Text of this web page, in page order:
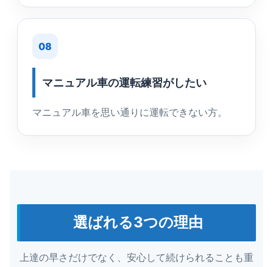
08
マニュアル車の運転練習がしたい
マニュアル車を思い通りに運転できない方。
選ばれる3つの理由
上達の早さだけでなく、安心して続けられることも重